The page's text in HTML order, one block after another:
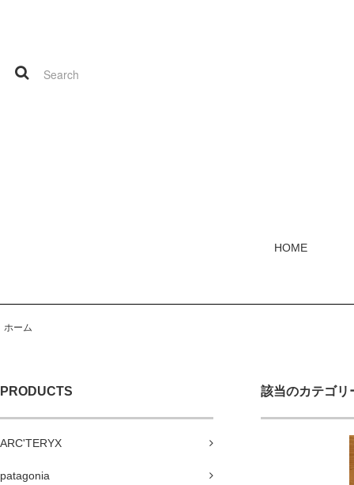
HOME
ホーム
PRODUCTS
ARC'TERYX
patagonia
該当のカテゴリ